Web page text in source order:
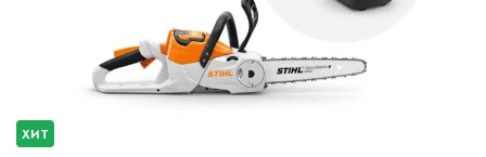
ХИТ